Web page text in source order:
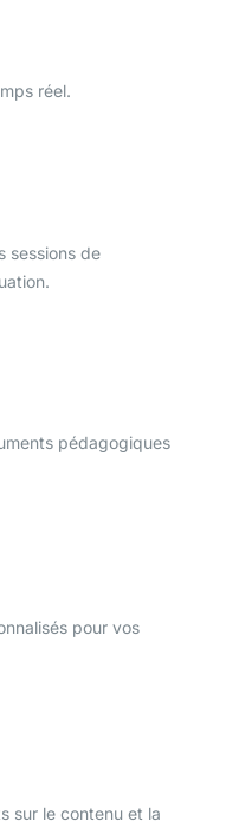
réel.
sessions de
pédagogiques
pour vos
sur le contenu et la